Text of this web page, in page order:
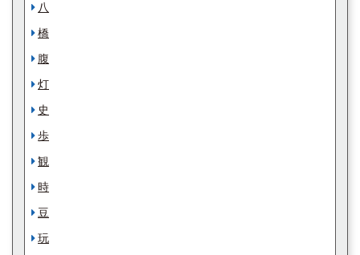
八
橋
腹
灯
史
歩
観
時
豆
玩